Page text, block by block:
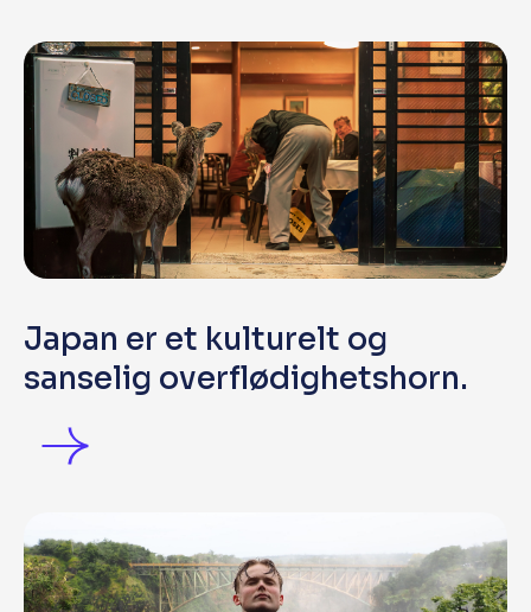
Japan er et kulturelt og
sanselig overflødighetshorn.